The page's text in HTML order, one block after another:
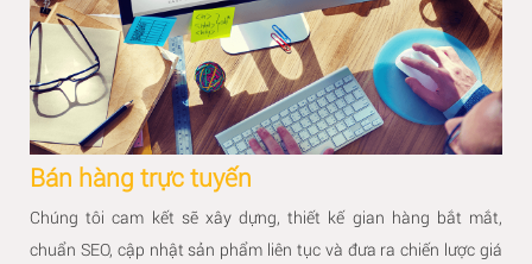
Bán hàng trực tuyến
Chúng tôi cam kết sẽ xây dựng, thiết kế gian hàng bắt mắt,
chuẩn SEO, cập nhật sản phẩm liên tục và đưa ra chiến lược giá